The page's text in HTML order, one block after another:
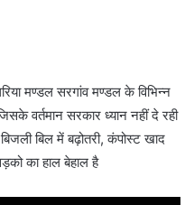
मण्डल सरगांव मण्डल के विभिन्न
वर्तमान सरकार ध्यान नहीं दे रही
बिल में बढ़ोतरी, कंपोस्ट खाद
का हाल बेहाल है